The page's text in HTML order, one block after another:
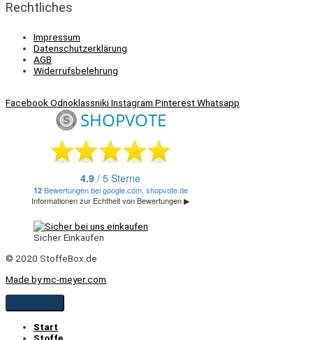
Rechtliches
Impressum
Datenschutzerklärung
AGB
Widerrufsbelehrung
FacebookOdnoklassnikiInstagram PinterestWhatsapp
Sicher Einkaufen
© 2020 StoffeBox.de
Made by mc-meyer.com
Start